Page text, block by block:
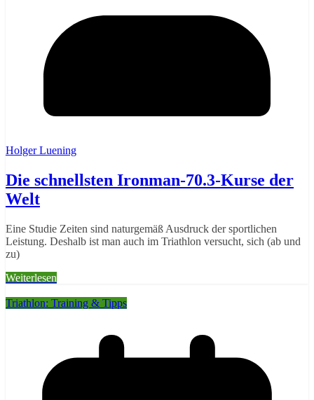
Holger Luening
Die schnellsten Ironman-70.3-Kurse der
Welt
Eine Studie Zeiten sind naturgemäß Ausdruck der sportlichen
Leistung. Deshalb ist man auch im Triathlon versucht, sich (ab und
zu)
Weiterlesen
Triathlon: Training & Tipps